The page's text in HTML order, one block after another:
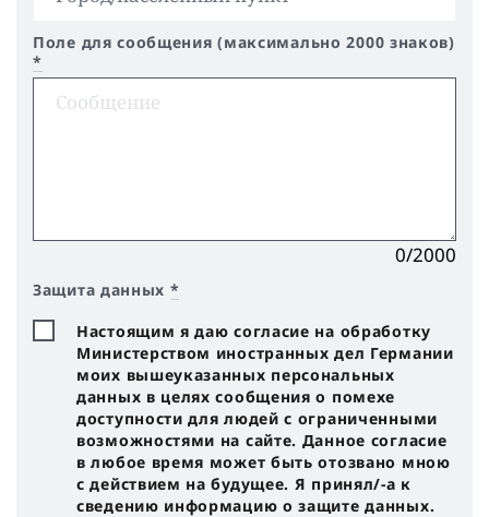
Поле для сообщения (максимально 2000 знаков)
*
0/2000
Защита данных *
Настоящим я даю согласие на обработку
Министерством иностранных дел Германии
моих вышеуказанных персональных
данных в целях сообщения о помехе
доступности для людей с ограниченными
возможностями на сайте. Данное согласие
в любое время может быть отозвано мною
с действием на будущее. Я принял/-a к
сведению информацию о защите данных.